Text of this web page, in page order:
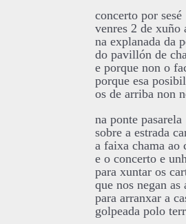
concerto por sesé
venres 2 de xuño
na explanada da
do pavillón de
e porque non o
porque esa
os de arriba non
na ponte pasarela
sobre a estrada
a faixa chama ao
e o concerto e
para xuntar os
que nos negan
para arranxar a
golpeada polo